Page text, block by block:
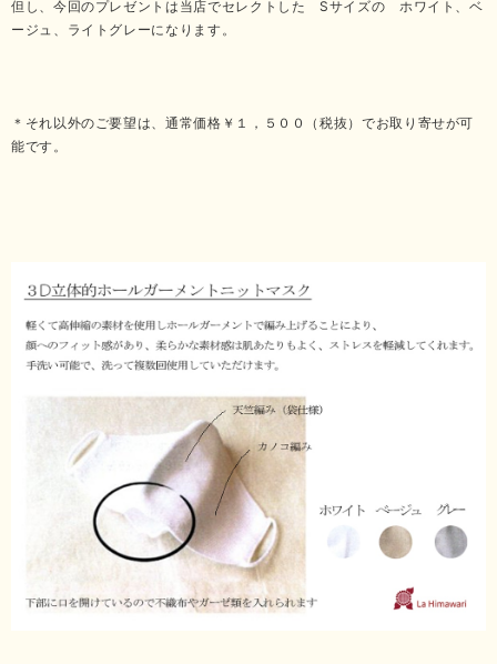
但し、今回のプレゼントは当店でセレクトした Sサイズの ホワイト、ベ
ージュ、ライトグレーになります。
＊それ以外のご要望は、通常価格￥１，５００（税抜）でお取り寄せが可
能です。